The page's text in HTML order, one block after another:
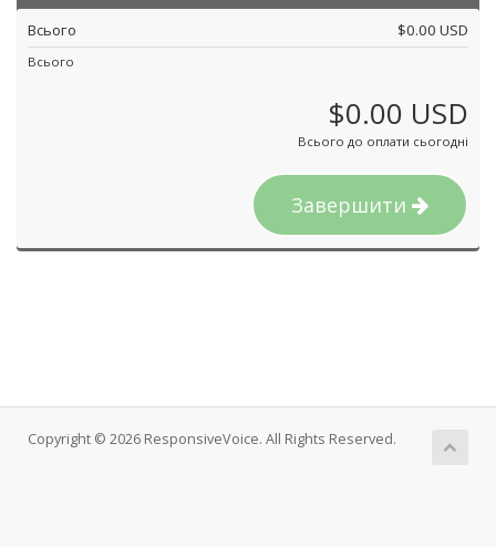
Всього $0.00 USD
Всього
$0.00 USD
Всього до оплати сьогодні
Завершити
Copyright © 2026 ResponsiveVoice. All Rights Reserved.